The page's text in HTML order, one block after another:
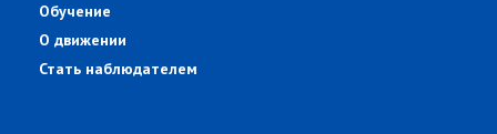
Обучение
О движении
Стать наблюдателем